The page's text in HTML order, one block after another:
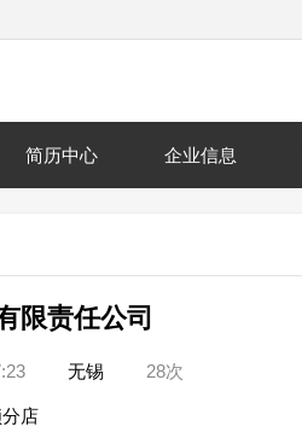
简历中心 企业信息
限责任公司
无锡 28次
店